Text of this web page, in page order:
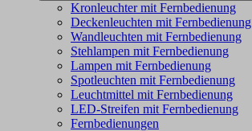
Kronleuchter mit Fernbedienung
Deckenleuchten mit Fernbedienung
Wandleuchten mit Fernbedienung
Stehlampen mit Fernbedienung
Lampen mit Fernbedienung
Spotleuchten mit Fernbedienung
Leuchtmittel mit Fernbedienung
LED-Streifen mit Fernbedienung
Fernbedienungen